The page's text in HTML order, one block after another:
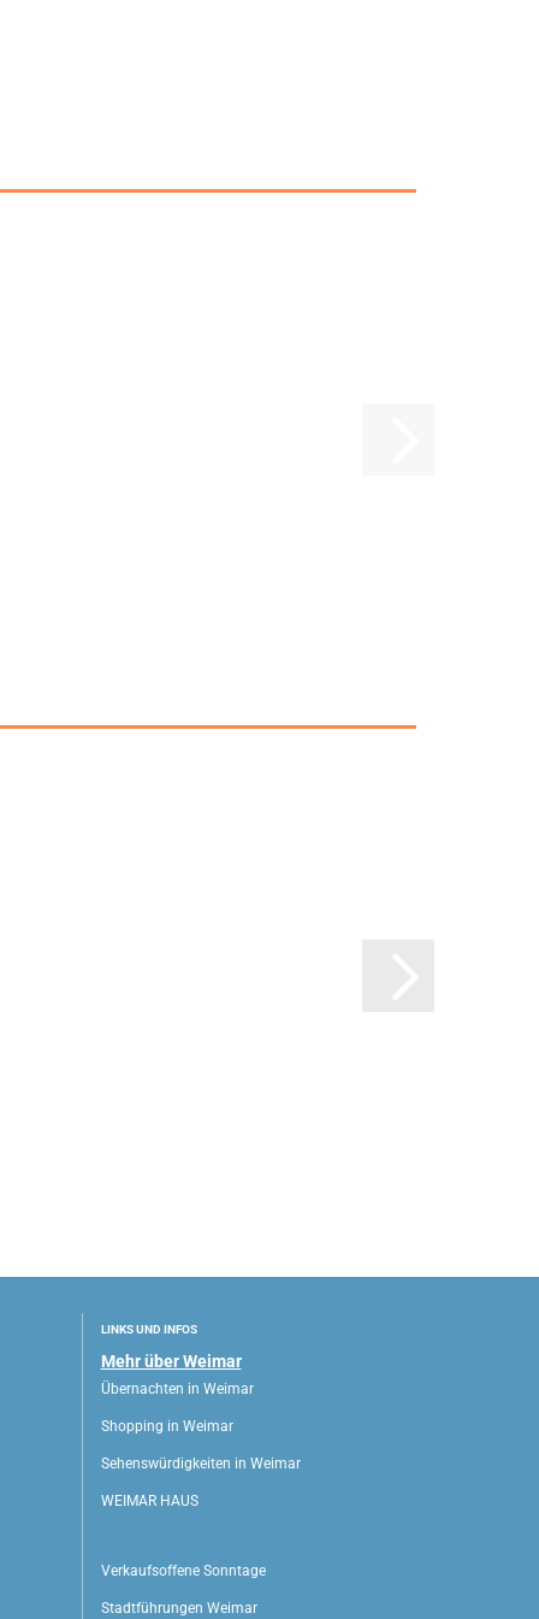
LINKS UND INFOS
Mehr über Weimar
Übernachten in Weimar
Shopping in Weimar
Sehenswürdigkeiten in Weimar
WEIMAR HAUS
Verkaufsoffene Sonntage
Stadtführungen Weimar